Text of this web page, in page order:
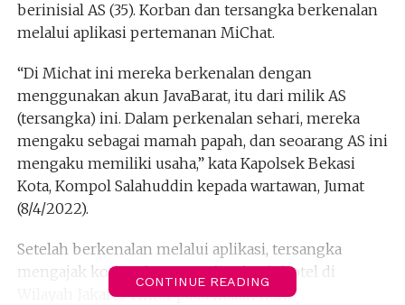
berinisial AS (35). Korban dan tersangka berkenalan
melalui aplikasi pertemanan MiChat.
“Di Michat ini mereka berkenalan dengan
menggunakan akun JavaBarat, itu dari milik AS
(tersangka) ini. Dalam perkenalan sehari, mereka
mengaku sebagai mamah papah, dan seoarang AS ini
mengaku memiliki usaha,” kata Kapolsek Bekasi
Kota, Kompol Salahuddin kepada wartawan, Jumat
(8/4/2022).
Setelah berkenalan melalui aplikasi, tersangka
mengajak korban bertemu di sebuah hotel di
Wilayah Jakarta Timur pada malah hari.
CONTINUE READING